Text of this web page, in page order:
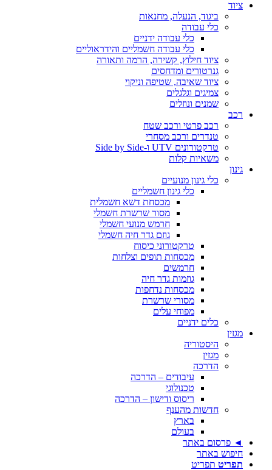
ציוד
ביגוד, הנעלה, מחנאות
כלי עבודה
כלי עבודה ידניים
כלי עבודה חשמליים והידראוליים
ציוד חילוץ, קשירה, הרמה ותאורה
גנרטורים ומדחסים
ציוד שאיבה, שטיפה וניקוי
צמיגים וגלגלים
שמנים ונוזלים
רכב
רכב פרטי ורכב שטח
טנדרים ורכב מסחרי
טרקטורונים UTV ו-Side by Side
משאיות קלות
גינון
כלי גינון מנועיים
כלי גינון חשמליים
מכסחת דשא חשמלית
מסור שרשרת חשמלי
חרמש מנועי חשמלי
גוזם גדר חיה חשמלי
טרקטורוני כיסוח
מכסחות תופים וצלחות
חרמשים
גוזמות גדר חיה
מכסחות נדחפות
מסורי שרשרת
מפוחי עלים
כלים ידניים
מגזין
היסטוריה
מגזין
הדרכה
עיבודים – הדרכה
טכנולוגי
ריסוס ודישון – הדרכה
חדשות מהענף
בארץ
בעולם
◄ פרסום באתר
חיפוש באתר
תפריט תפריט